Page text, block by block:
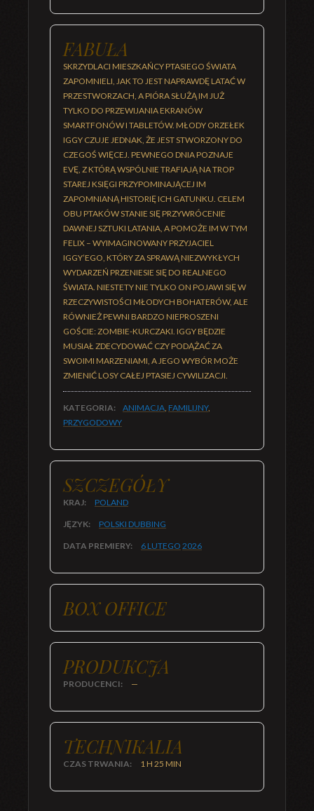
FABUŁA
SKRZYDLACI MIESZKAŃCY PTASIEGO ŚWIATA
ZAPOMNIELI, JAK TO JEST NAPRAWDĘ LATAĆ W
PRZESTWORZACH, A PIÓRA SŁUŻĄ IM JUŻ
TYLKO DO PRZEWIJANIA EKRANÓW
SMARTFONÓW I TABLETÓW. MŁODY ORZEŁEK
IGGY CZUJE JEDNAK, ŻE JEST STWORZONY DO
CZEGOŚ WIĘCEJ. PEWNEGO DNIA POZNAJE
EVĘ, Z KTÓRĄ WSPÓLNIE TRAFIAJĄ NA TROP
STAREJ KSIĘGI PRZYPOMINAJĄCEJ IM
ZAPOMNIANĄ HISTORIĘ ICH GATUNKU. CELEM
OBU PTAKÓW STANIE SIĘ PRZYWRÓCENIE
DAWNEJ SZTUKI LATANIA, A POMOŻE IM W TYM
FELIX – WYIMAGINOWANY PRZYJACIEL
IGGY’EGO, KTÓRY ZA SPRAWĄ NIEZWYKŁYCH
WYDARZEŃ PRZENIESIE SIĘ DO REALNEGO
ŚWIATA. NIESTETY NIE TYLKO ON POJAWI SIĘ W
RZECZYWISTOŚCI MŁODYCH BOHATERÓW, ALE
RÓWNIEŻ PEWNI BARDZO NIEPROSZENI
GOŚCIE: ZOMBIE-KURCZAKI. IGGY BĘDZIE
MUSIAŁ ZDECYDOWAĆ CZY PODĄŻAĆ ZA
SWOIMI MARZENIAMI, A JEGO WYBÓR MOŻE
ZMIENIĆ LOSY CAŁEJ PTASIEJ CYWILIZACJI.
KATEGORIA: ANIMACJA, FAMILIJNY,
PRZYGODOWY
SZCZEGÓŁY
KRAJ: POLAND
JĘZYK: POLSKI DUBBING
DATA PREMIERY: 6 LUTEGO 2026
BOX OFFICE
PRODUKCJA
PRODUCENCI: —
TECHNIKALIA
CZAS TRWANIA: 1 H 25 MIN